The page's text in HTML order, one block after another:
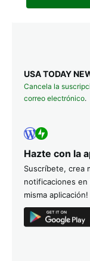
USA TODAY
Cancela la
correo electrónico.
Hazte con la
Suscríbete, crea
notificaciones en
misma aplicación!